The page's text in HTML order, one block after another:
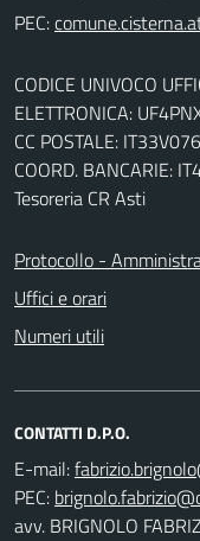
PEC:
CODICE UNIVOCO
ELETTRONICA:
CC POSTALE:
COORD. BANCARIE:
Tesoreria CR Asti
Protocollo -
Uffici e orari
Numeri utili
CONTATTI D.P.O.
E-mail:
PEC:
avv. BRIGNOLO